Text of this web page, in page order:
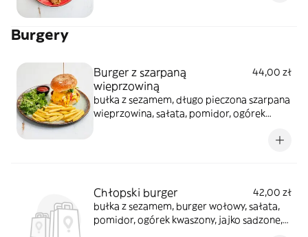
Burgery
Burger z szarpaną
wieprzowiną
44,00 zł
bułka z sezamem, długo pieczona szarpana
wieprzowina, sałata, pomidor, ogórek
Chłopski burger
42,00 zł
bułka z sezamem, burger wołowy, sałata,
pomidor, ogórek kwaszony, jajko sadzone,